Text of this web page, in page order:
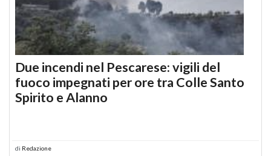
Due incendi nel Pescarese: vigili del
fuoco impegnati per ore tra Colle Santo
Spirito e Alanno
di Redazione